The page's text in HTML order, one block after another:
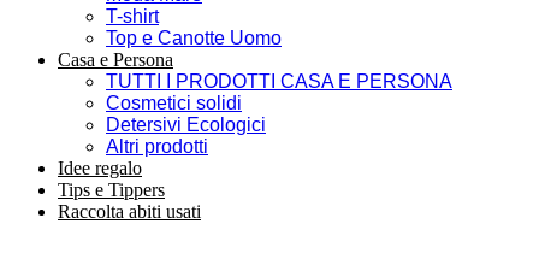
T-shirt
Top e Canotte Uomo
Casa e Persona
TUTTI I PRODOTTI CASA E PERSONA
Cosmetici solidi
Detersivi Ecologici
Altri prodotti
Idee regalo
Tips e Tippers
Raccolta abiti usati